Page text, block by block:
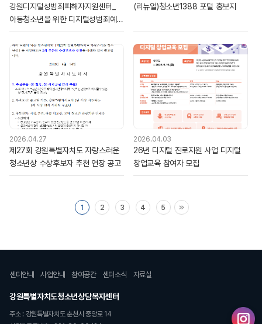
강원디지털성범죄피해자지원센터_
아동청소년을 위한 디지털성범죄예방
_1탄(2026년 5...
(리뉴얼)청소년1388 포털 홍보지
2026.04.27
제27회 강원특별자치도 자랑스러운
청소년상 수상후보자 추천 연장 공고
2026.04.03
26년 디지털 진로지원 사업 디지털
창업교육 참여자 모집
1 2 3 4 5
강원특별자치도청소년상담복지센터
주소 : 강원특별자치도 춘천시 중앙로 14
센터안내 사업안내 참여공간 센터소식 자료실